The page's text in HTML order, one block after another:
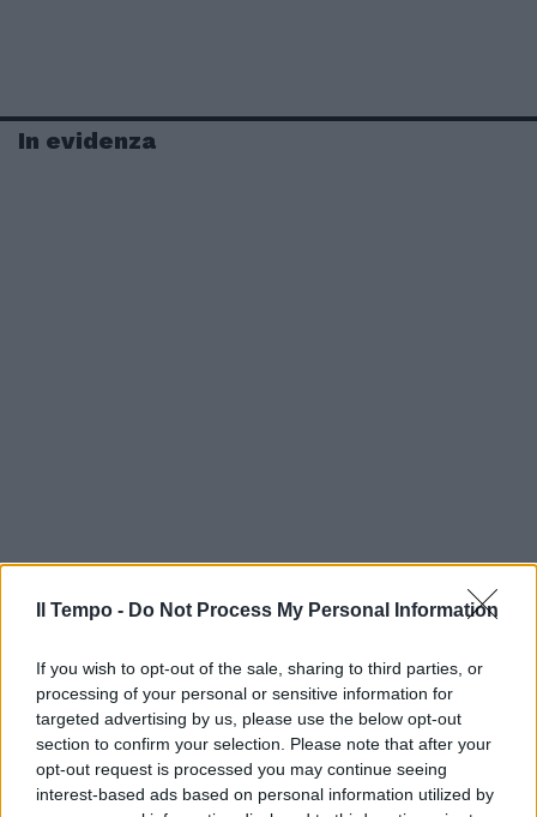
Il Tempo - Do Not Process My Personal Information
If you wish to opt-out of the sale, sharing to third parties, or
processing of your personal or sensitive information for
targeted advertising by us, please use the below opt-out
section to confirm your selection. Please note that after your
opt-out request is processed you may continue seeing
interest-based ads based on personal information utilized by
In evidenza